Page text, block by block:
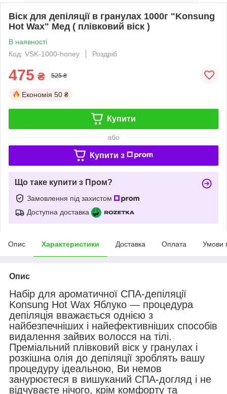
Віск для депіляції в гранулах 1000г "Konsung
Hot Wax" Мед ( плівковий віск )
В наявності
Код: VSK-1000-honey
Роздріб
475 ₴ 525 ₴
Економія 50 ₴
Купити
або
Купити з
Що таке купити з Пром?
Замовлення під захистом
Доступна доставка
Опис Характеристики Доставка Оплата Умови
Опис
Набір для ароматичної СПА-депіляції
Konsung Hot Wax Яблуко — процедура
депіляція вважається однією з
найбезпечніших і найефективніших способів
видалення зайвих волосся на тілі.
Преміальний плівковий віск у гранулах і
розкішна олія до депіляції зроблять вашу
процедуру ідеальною, Ви немов
занурюєтеся в вишуканий СПА-догляд і не
відчуваєте нічого, крім комфорту та